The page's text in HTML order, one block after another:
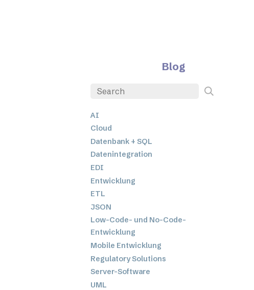
Blog
AI
Cloud
Datenbank + SQL
Datenintegration
EDI
Entwicklung
ETL
JSON
Low-Code- und No-Code-
Entwicklung
Mobile Entwicklung
Regulatory Solutions
Server-Software
UML